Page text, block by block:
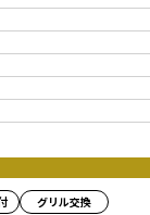
グリル交換